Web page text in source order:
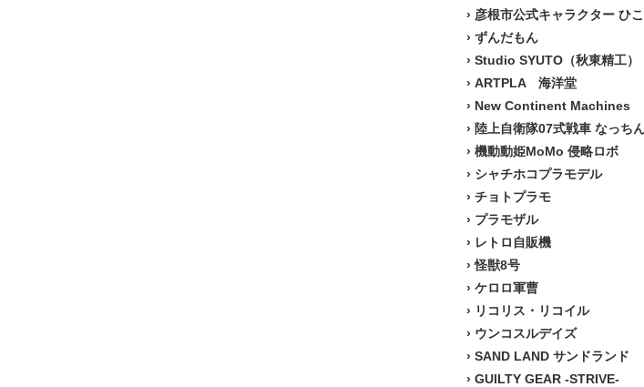
› 彦根市公式キャラクター ひ
› ずんだもん
› Studio SYUTO（秋東精工）
› ARTPLA 海洋堂
› New Continent Machines
› 陸上自衛隊07式戦車 なっち
› 機動動姫MoMo 侵略ロボ
› シャチホコプラモデル
› チョトプラモ
› プラモザル
› レトロ自販機
›怪獣8号
› ケロロ軍曹
› リコリス・リコイル
› ウンコスルデイズ
› SAND LAND サンドランド
› GUILTY GEAR -STRIVE-